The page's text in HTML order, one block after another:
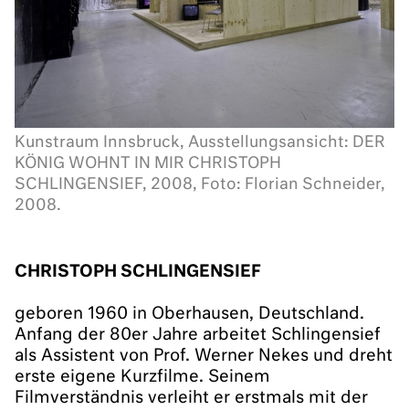
Kunstraum Innsbruck, Ausstellungsansicht: DER
KÖNIG WOHNT IN MIR CHRISTOPH
SCHLINGENSIEF, 2008, Foto: Florian Schneider,
2008.
CHRISTOPH SCHLINGENSIEF
geboren 1960 in Oberhausen, Deutschland.
Anfang der 80er Jahre arbeitet Schlingensief
als Assistent von Prof. Werner Nekes und dreht
erste eigene Kurzfilme. Seinem
Filmverständnis verleiht er erstmals mit der